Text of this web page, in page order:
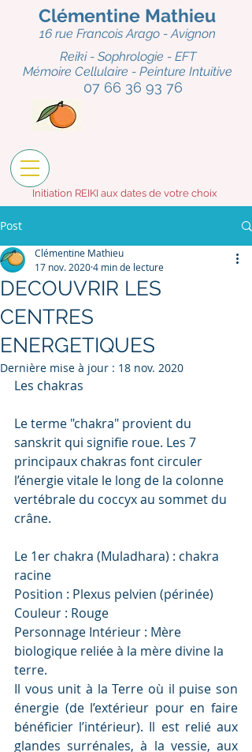
Clémentine Mathieu
Reiki - Sophrologie - EFT
Mémoire Cellulaire - Peinture Intuitive
07 66 36 93 76
16 rue Francois Arago - Avignon
Initiation REIKI aux dates de votre choix
Post
DECOUVRIR LES
CENTRES
ENERGETIQUES
Clémentine Mathieu
17 nov. 20204 min de lecture
Dernière mise à jour : 18 nov. 2020
Les chakras
Le terme "chakra" provient du
sanskrit qui signifie roue. Les 7
principaux chakras font circuler
l’énergie vitale le long de la colonne
vertébrale du coccyx au sommet du
crâne.
Le 1er chakra (Muladhara) : chakra
racine
Position : Plexus pelvien (périnée)
Couleur : Rouge
Personnage Intérieur : Mère
biologique reliée à la mère divine la
terre.
Il vous unit à la Terre où il puise son
énergie (de l’extérieur pour en faire
bénéficier l’intérieur). Il est relié aux
glandes surrénales, à la vessie, aux